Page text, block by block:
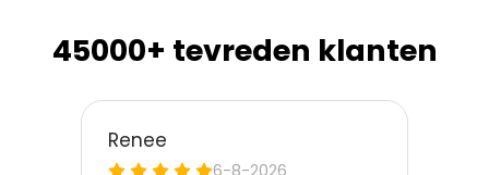
45000+ tevreden klanten